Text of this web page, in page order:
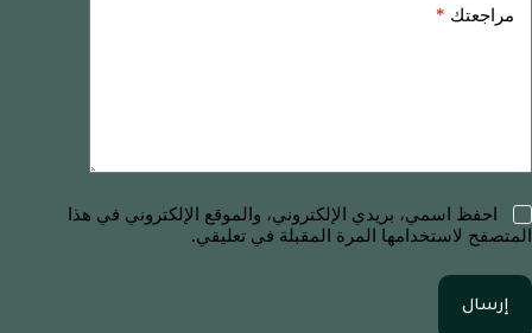
مراجعتك *
احفظ اسمي، بريدي الإلكتروني، والموقع الإلكتروني في هذا
المتصفح لاستخدامها المرة المقبلة في تعليقي.
إرسال